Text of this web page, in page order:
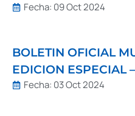
Fecha: 09 Oct 2024
BOLETIN OFICIAL
EDICION ESPECIAL
Fecha: 03 Oct 2024